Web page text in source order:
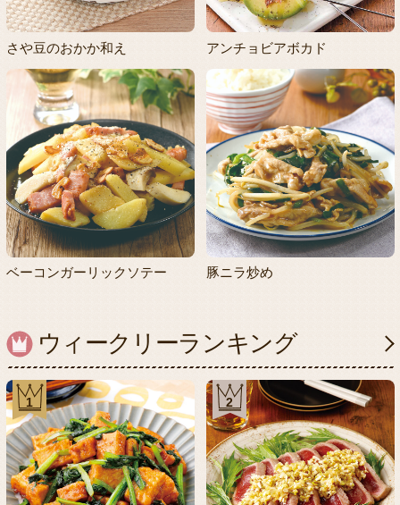
さや豆のおかか和え アンチョビアボカド
ベーコンガーリックソテー 豚ニラ炒め
ウィークリーランキング
1 2